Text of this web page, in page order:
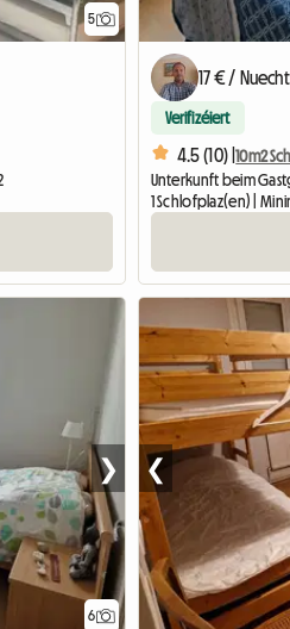
5
17 € / Nuecht
Verifizéiert
4.5 (10) |
Unterkunft beim
1 Schlofplaz(en) |
6
❯ ❮